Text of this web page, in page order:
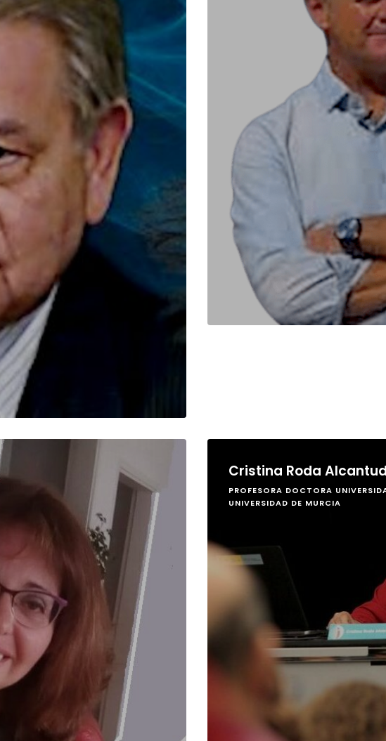
Cristina Roda Alcantud
PROFESORA DOCTORA
UNIVERSIDAD DE MURCIA